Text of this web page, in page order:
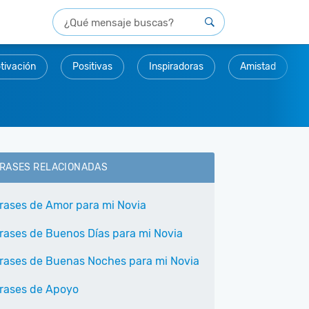
Positivas Inspiradoras Amistad
RELACIONADAS
de Amor para mi Novia
de Buenos Días para mi Novia
de Buenas Noches para mi Novia
de Apoyo